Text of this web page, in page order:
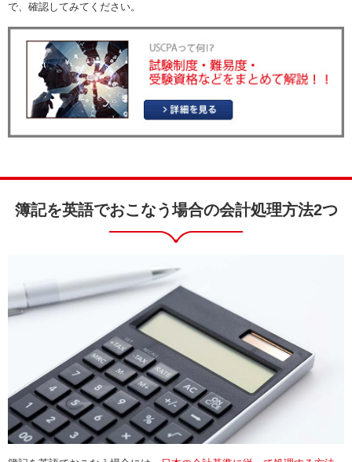
で、確認してみてください。
簿記を英語でおこなう場合の会計処理方法2つ